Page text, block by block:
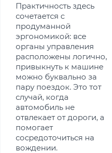
Практичность здесь
сочетается с
продуманной
эргономикой: все
органы управления
расположены логично,
привыкнуть к машине
можно буквально за
пару поездок. Это тот
случай, когда
автомобиль не
отвлекает от дороги, а
помогает
сосредоточиться на
вождении.